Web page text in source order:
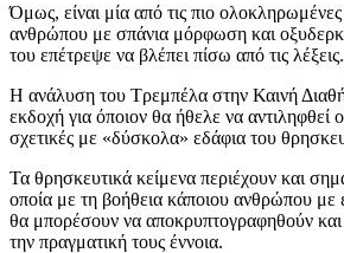
Όμως, είναι μία από τις πιο ολοκληρωμένες
ανθρώπου με σπάνια μόρφωση και
του επέτρεψε να βλέπει πίσω από τις λέξεις.
Η ανάλυση του Τρεμπέλα στην Καινή
εκδοχή για όποιον θα ήθελε να αντιληφθεί
σχετικές με «δύσκολα» εδάφια του
Τα θρησκευτικά κείμενα περιέχουν και
οποία με τη βοήθεια κάποιου ανθρώπου με
θα μπορέσουν να αποκρυπτογραφηθούν και
την πραγματική τους έννοια.